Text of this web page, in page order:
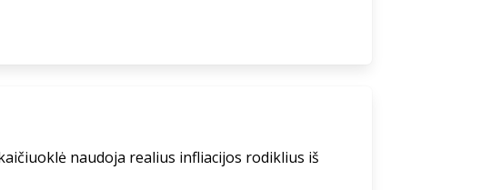
naudoja realius infliacijos rodiklius iš